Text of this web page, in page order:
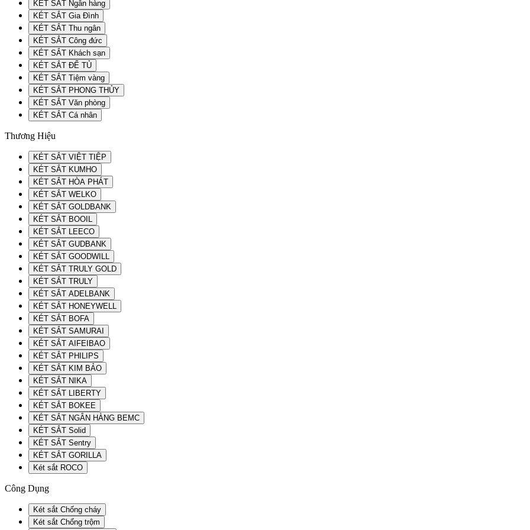
KÉT SẮT Ngân hàng
KÉT SẮT Gia Đình
KÉT SẮT Thu ngân
KÉT SẮT Công đức
KÉT SẮT Khách sạn
KÉT SẮT ĐỂ TỦ
KÉT SẮT Tiệm vàng
KÉT SẮT PHONG THỦY
KÉT SẮT Văn phòng
KÉT SẮT Cá nhân
Thương Hiệu
KÉT SẮT VIỆT TIỆP
KÉT SẮT KUMHO
KÉT SẮT HÒA PHÁT
KÉT SẮT WELKO
KÉT SẮT GOLDBANK
KÉT SẮT BOOIL
KÉT SẮT LEECO
KÉT SẮT GUDBANK
KÉT SẮT GOODWILL
KÉT SẮT TRULY GOLD
KÉT SẮT TRULY
KÉT SẮT ADELBANK
KÉT SẮT HONEYWELL
KÉT SẮT BOFA
KÉT SẮT SAMURAI
KÉT SẮT AIFEIBAO
KÉT SẮT PHILIPS
KÉT SẮT KIM BẢO
KÉT SẮT NIKA
KÉT SẮT LIBERTY
KÉT SẮT BOKEE
KÉT SẮT NGÂN HÀNG BEMC
KÉT SẮT Solid
KÉT SẮT Sentry
KÉT SẮT GORILLA
Két sắt ROCO
Công Dụng
Két sắt Chống cháy
Két sắt Chống trộm